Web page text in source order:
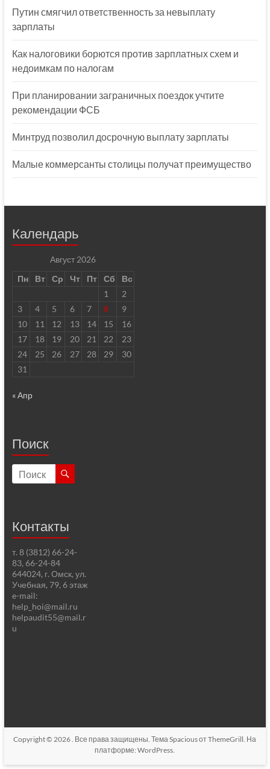
Путин смягчил ответственность за невыплату
зарплаты
Как налоговики борются против зарплатных схем и
недоимкам по налогам
При планировании заграничных поездок учтите
рекомендации ФСБ
Минтруд позволил досрочную выплату зарплаты
Малые коммерсанты столицы получат преимущество
Календарь
Август 2026
Пн
Вт Ср Чт Пт Сб
Вс
1
2
3
4 5 6 7 8
9
10
11 12 13 14 15
16
17
18 19 20 21 22
23
24
25 26 27 28 29
30
31
« Апр
Поиск
Контакты
т. 8 (3812) 66-24-
83, 66-24-84
644024, г. Омск, ул.
Учебная, 79, 6 этаж
e-mail:
help_hoi@mail.ru
helpaudit55@mail.r
u
Copyright © 2026. Все права защищены. ТемаSpaciousот ThemeGrill. На
платформе:WordPress.